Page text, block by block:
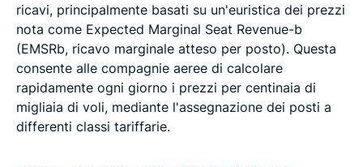
ricavi, principalmente basati su un'euristica dei prezzi
nota come Expected Marginal Seat Revenue-b
(EMSRb, ricavo marginale atteso per posto). Questa
consente alle compagnie aeree di calcolare
rapidamente ogni giorno i prezzi per centinaia di
migliaia di voli, mediante l'assegnazione dei posti a
differenti classi tariffarie.